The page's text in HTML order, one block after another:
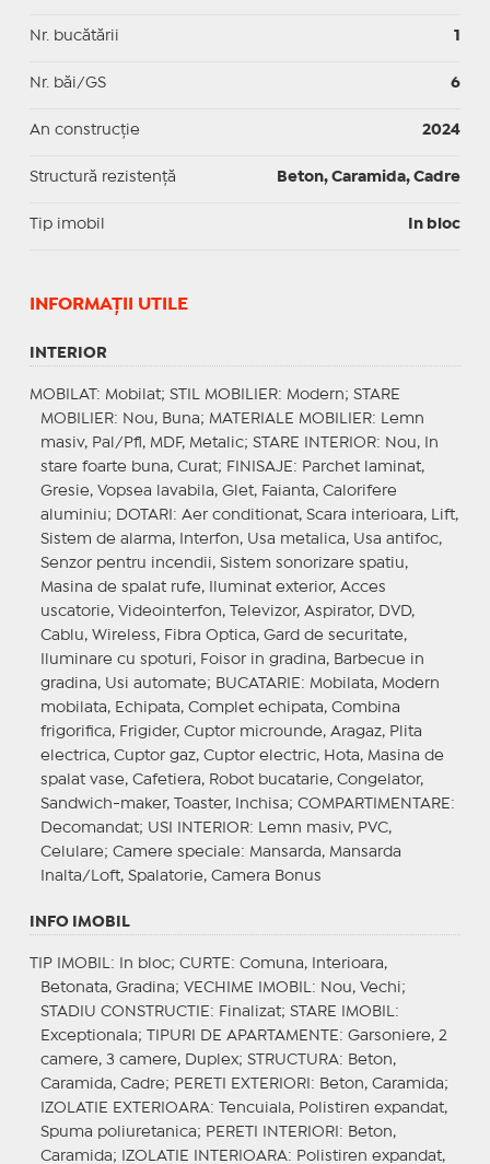
Nr. bucătării 1
Nr. băi/GS 6
An construcție 2024
Structură rezistență Beton, Caramida, Cadre
Tip imobil In bloc
INFORMAŢII UTILE
INTERIOR
MOBILAT : Mobilat; STIL MOBILIER: Modern; STARE
MOBILIER: Nou, Buna; MATERIALE MOBILIER: Lemn
masiv, Pal/Pfl, MDF, Metalic; STARE INTERIOR: Nou, In
stare foarte buna, Curat; FINISAJE : Parchet laminat,
Gresie, Vopsea lavabila, Glet, Faianta, Calorifere
aluminiu;
DOTARI : Aer conditionat, Scara interioara, Lift,
Sistem de alarma, Interfon, Usa metalica, Usa antifoc,
Senzor pentru incendii, Sistem sonorizare spatiu,
Masina de spalat rufe, Iluminat exterior, Acces
uscatorie, Videointerfon, Televizor, Aspirator, DVD,
Cablu, Wireless, Fibra Optica, Gard de securitate,
Iluminare cu spoturi, Foisor in gradina, Barbecue in
gradina, Usi automate; BUCATARIE : Mobilata, Modern
mobilata, Echipata, Complet echipata, Combina
frigorifica, Frigider, Cuptor microunde, Aragaz, Plita
electrica, Cuptor gaz, Cuptor electric, Hota, Masina de
spalat vase, Cafetiera, Robot bucatarie, Congelator,
Sandwich-maker, Toaster, Inchisa; COMPARTIMENTARE :
Decomandat; USI INTERIOR: Lemn masiv, PVC,
Celulare; Camere speciale: Mansarda, Mansarda
Inalta/Loft, Spalatorie, Camera Bonus
INFO IMOBIL
TIP IMOBIL : In bloc; CURTE : Comuna, Interioara,
Betonata, Gradina; VECHIME IMOBIL : Nou, Vechi;
STADIU CONSTRUCTIE : Finalizat; STARE IMOBIL :
Exceptionala;
TIPURI DE APARTAMENTE : Garsoniere, 2
camere, 3 camere, Duplex; STRUCTURA: Beton,
Caramida, Cadre; PERETI EXTERIORI : Beton, Caramida;
IZOLATIE EXTERIOARA: Tencuiala, Polistiren expandat,
Spuma poliuretanica; PERETI INTERIORI : Beton,
Caramida;
IZOLATIE INTERIOARA: Polistiren expandat,